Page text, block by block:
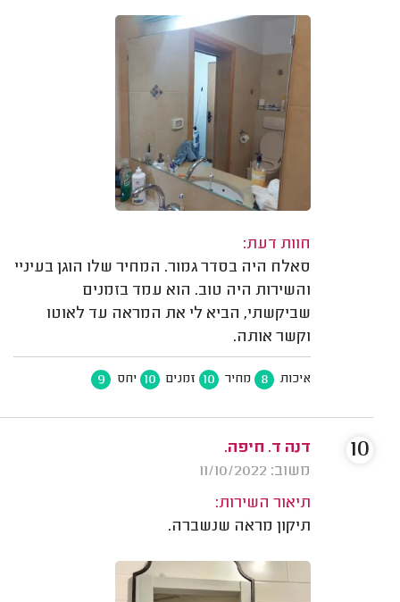
חוות דעת:
סאלח היה בסדר גמור. המחיר שלו הוגן בעיניי
והשירות היה טוב. הוא עמד בזמנים
שביקשתי, הביא לי את המראה עד לאוטו
וקשר אותה.
איכות 8 מחיר 10 זמנים 10 יחס 9
דנה ד. חיפה.
משוב: 11/10/2022
תיאור השירות:
תיקון מראה שנשברה.
10